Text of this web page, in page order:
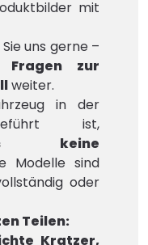
mit
Sie uns gerne –
Fragen zur
weiter.
in der
ist,
keine
Modelle sind
oder
Teilen:
Kratzer,